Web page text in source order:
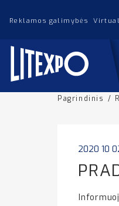
Reklamos galimybės
Pagrindinis /
2020 10